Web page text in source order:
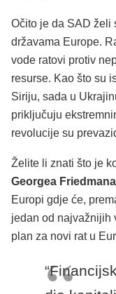
Očito je da SAD želi
državama Europe.
vode ratovi protiv
resurse. Kao što su
Siriju, sada u
priključuju
revolucije su
Želite li znati što je
Georgea Friedmana
Europi gdje će,
jedan od najvažnijih
plan za novi rat u